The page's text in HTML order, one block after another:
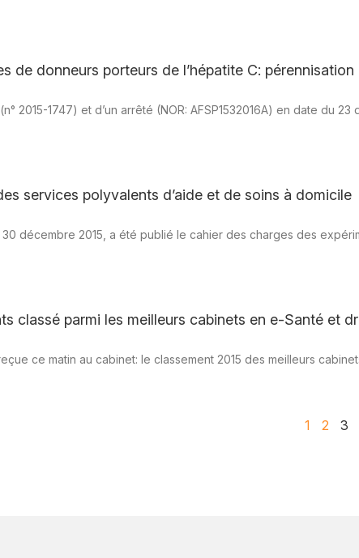
de donneurs porteurs de l’hépatite C:
2015-1747) et d’un arrêté (NOR: AFSP1532016A) en date du
services polyvalents d’aide et de soins à domicile
décembre 2015, a été publié le cahier des charges des
classé parmi les meilleurs cabinets en e-Santé et
ce matin au cabinet: le classement 2015 des meilleurs
1 2 3